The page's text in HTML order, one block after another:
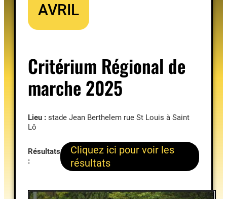
AVRIL
Critérium Régional de
marche 2025
Lieu : stade Jean Berthelem rue St Louis à Saint
Lô
Résultats
:
Cliquez ici pour voir les
résultats